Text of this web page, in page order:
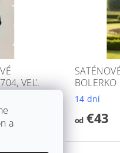
VEĽ.
14 dní
od€43
a